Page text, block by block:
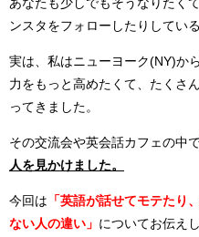
あなたも少しでもそうなりたく
ンスタをフォローしたりしてい
実は、私はニューヨーク(NY)か
力をもっと高めたくて、たくさ
ってきました。
その交流会や英会話カフェの中
人を見かけました。
今回は 「英語が話せてモテたり
ない人の違い」 についてお伝えし